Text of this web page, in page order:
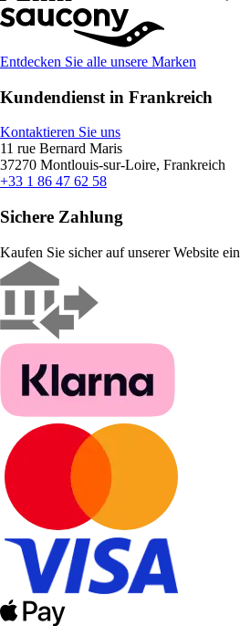
Entdecken Sie alle unsere Marken
Kundendienst in Frankreich
Kontaktieren Sie uns
11 rue Bernard Maris
37270 Montlouis-sur-Loire, Frankreich
+33 1 86 47 62 58
Sichere Zahlung
Kaufen Sie sicher auf unserer Website ein